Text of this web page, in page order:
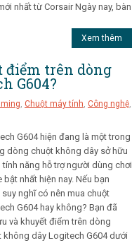
nhất từ Corsair Ngày nay, bàn
Xem thêm
điểm trên dòng
G604?
Chuột máy tính Công nghệ
G604 hiện đang là một trong
dòng chuột không dây sở hữu
tính năng hỗ trợ người dùng chơi
bật nhất hiện nay. Nếu bạn
nghĩ có nên mua chuột
G604 hay không? Bạn đã
và khuyết điểm trên dòng
không dây Logitech G604 dưới